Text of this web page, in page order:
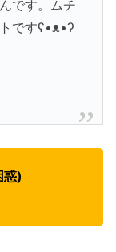
です。ムチ
ですʕ•ᴥ•ʔ
惑)